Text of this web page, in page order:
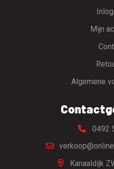
Mijn
Algemene
0492
Kanaaldijk